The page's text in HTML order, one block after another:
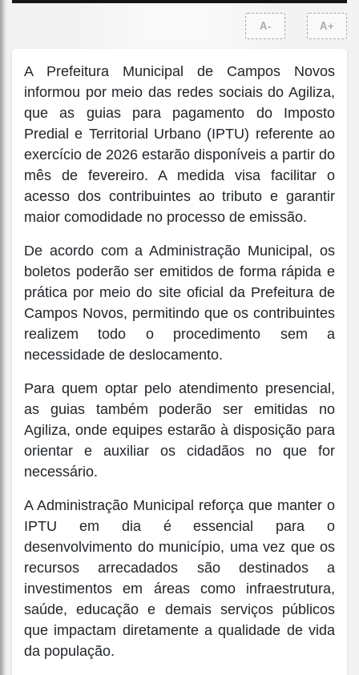
A- A+
A Prefeitura Municipal de Campos Novos
informou por meio das redes sociais do Agiliza,
que as guias para pagamento do Imposto
Predial e Territorial Urbano (IPTU) referente ao
exercício de 2026 estarão disponíveis a partir do
mês de fevereiro. A medida visa facilitar o
acesso dos contribuintes ao tributo e garantir
maior comodidade no processo de emissão.
De acordo com a Administração Municipal, os
boletos poderão ser emitidos de forma rápida e
prática por meio do site oficial da Prefeitura de
Campos Novos, permitindo que os contribuintes
realizem todo o procedimento sem a
necessidade de deslocamento.
Para quem optar pelo atendimento presencial,
as guias também poderão ser emitidas no
Agiliza, onde equipes estarão à disposição para
orientar e auxiliar os cidadãos no que for
necessário.
A Administração Municipal reforça que manter o
IPTU em dia é essencial para o
desenvolvimento do município, uma vez que os
recursos arrecadados são destinados a
investimentos em áreas como infraestrutura,
saúde, educação e demais serviços públicos
que impactam diretamente a qualidade de vida
da população.